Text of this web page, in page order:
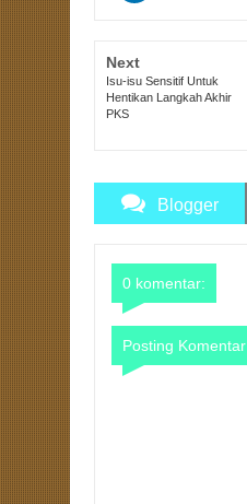
Next
Isu-isu Sensitif Untuk
Hentikan Langkah Akhir
PKS
Blogger
0 komentar:
Posting Komentar